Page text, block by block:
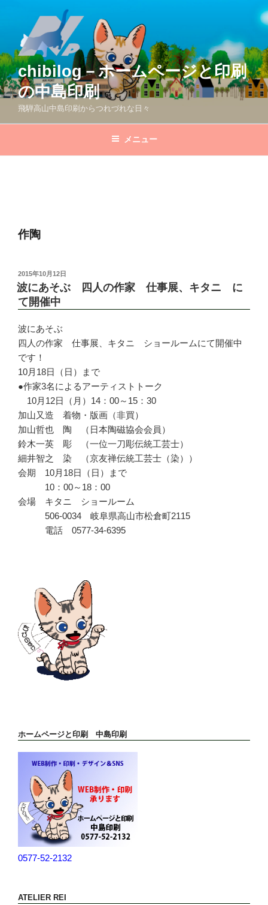
ン
ツ
へ
ス
ッ
chibilog－ホームページと印刷
の中島印刷
飛騨高山中島印刷からつれづれな日々
メニュー
作陶
投
稿
日:
2015年10月12日
波にあそぶ 四人の作家 仕事展、キタニ に
て開催中
波にあそぶ
四人の作家 仕事展、キタニ ショールームにて開催中
です！
10月18日（日）まで
●作家3名によるアーティストトーク
10月12日（月）14：00～15：30
加山又造 着物・版画（非買）
加山哲也 陶 （日本陶磁協会会員）
鈴木一英 彫 （一位一刀彫伝統工芸士）
細井智之 染 （京友禅伝統工芸士（染））
会期 10月18日（日）まで
10：00～18：00
会場 キタニ ショールーム
506-0034 岐阜県高山市松倉町2115
電話 0577-34-6395
ホームページと印刷 中島印刷
0577-52-2132
ATELIER REI